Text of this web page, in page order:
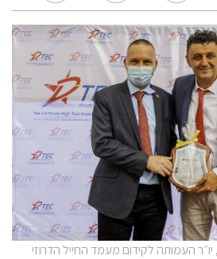
העמותה לקידום מעמד החייל הדרוזי